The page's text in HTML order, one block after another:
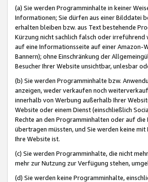
(a) Sie werden Programminhalte in keiner
Informationen; Sie dürfen aus einer Bilddatei
erhalten bleiben bzw. aus Text bestehende
Kürzung nicht sachlich falsch oder irreführend
auf eine Informationsseite auf einer Amazon-
Bannern); ohne Einschränkung der
Besucher Ihrer Website unsichtbar, unlesbar
(b) Sie werden Programminhalte bzw.
anzeigen, weder verkaufen noch
innerhalb von Werbung außerhalb Ihrer
Website oder einem Dienst (einschließlich
Rechte an den Programminhalten oder auf
übertragen müssten, und Sie werden keine
Ihre Website ist.
(c) Sie werden Programminhalte, die nicht
mehr zur Nutzung zur Verfügung stehen,
(d) Sie werden keine Programminhalte,